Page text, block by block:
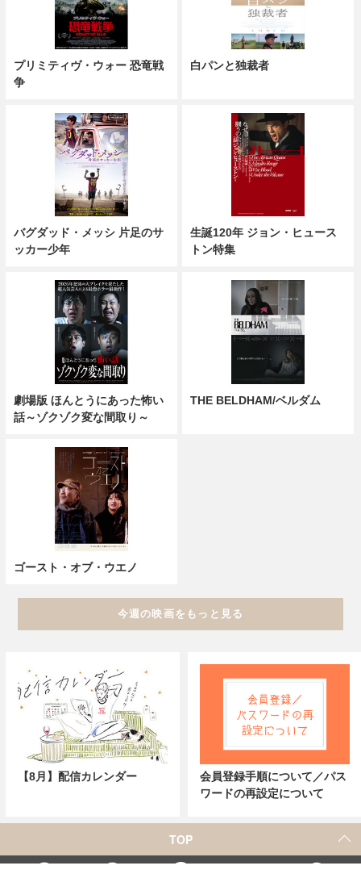
プリミティヴ・ウォー 恐竜戦
争
白パンと独裁者
バグダッド・メッシ 片足のサ
ッカー少年
生誕120年 ジョン・ヒュース
トン特集
劇場版 ほんとうにあった怖い
話～ゾクゾク変な間取り～
THE BELDHAM/ベルダム
ゴースト・オブ・ウエノ
今週の映画をもっと見る
【8月】配信カレンダー
会員登録手順について／パス
ワードの再設定について
TOP